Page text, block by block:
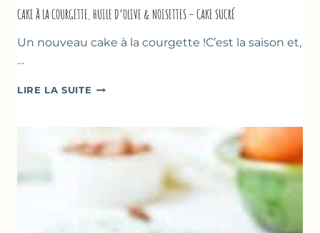
CAKE À LA COURGETTE, HUILE D’OLIVE & NOISETTES – CAKE SUCRÉ
Un nouveau cake à la courgette !C’est la saison et,
…
LIRE LA SUITE CAKE
COURGETTE,
HUILE
D’OLIVE